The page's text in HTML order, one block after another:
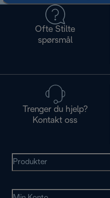
Ofte Stilte
spørsmål
Trenger du hjelp?
Kontakt oss
Produkter